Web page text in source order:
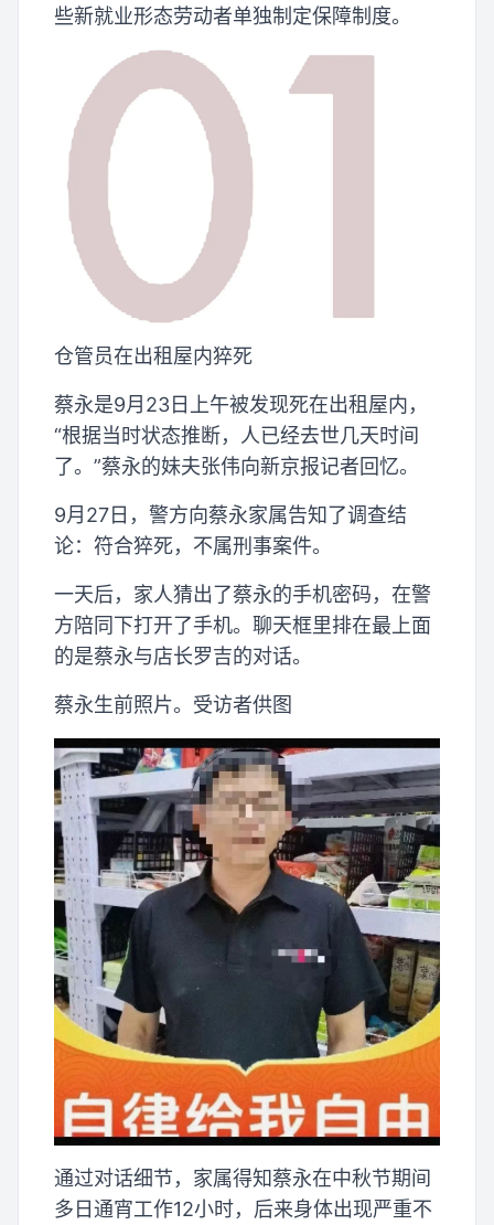
些新就业形态劳动者单独制定保障制度。
仓管员在出租屋内猝死
蔡永是9月23日上午被发现死在出租屋内，
“根据当时状态推断，人已经去世几天时间
了。”蔡永的妹夫张伟向新京报记者回忆。
9月27日，警方向蔡永家属告知了调查结
论：符合猝死，不属刑事案件。
一天后，家人猜出了蔡永的手机密码，在警
方陪同下打开了手机。聊天框里排在最上面
的是蔡永与店长罗吉的对话。
蔡永生前照片。受访者供图
通过对话细节，家属得知蔡永在中秋节期间
多日通宵工作12小时，后来身体出现严重不